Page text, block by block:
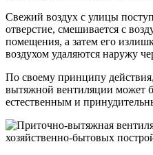
Свежий воздух с улицы
отверстие, смешивается с
помещения, а затем его
воздухом удаляются наружу
По своему принципу
вытяжной вентиляции может
естественным и